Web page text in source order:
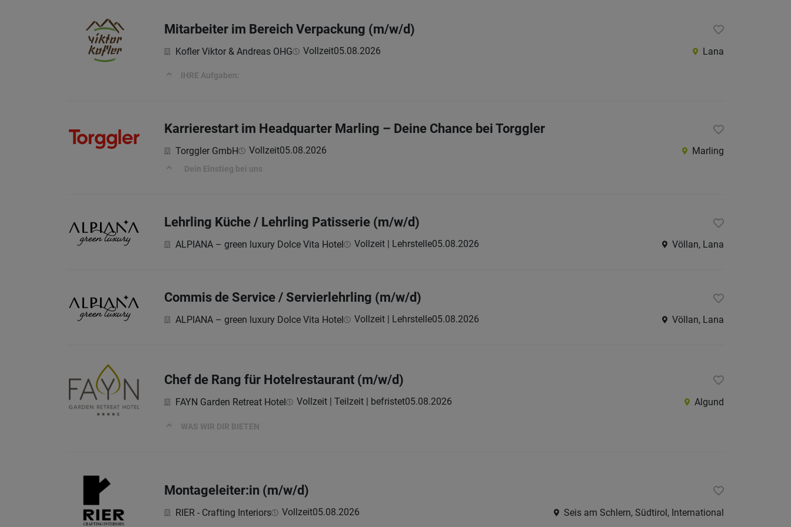
Mitarbeiter im Bereich Verpackung (m/w/d)
Kofler Viktor & Andreas OHG Vollzeit05.08.2026 Lana
IHRE Aufgaben:
Karrierestart im Headquarter Marling – Deine Chance bei Torggler
Torggler GmbH Vollzeit05.08.2026 Marling
Dein Einstieg bei uns
Lehrling Küche / Lehrling Patisserie (m/w/d)
ALPIANA – green luxury Dolce Vita Hotel Vollzeit | Lehrstelle05.08.2026 Völlan, Lana
Commis de Service / Servierlehrling (m/w/d)
ALPIANA – green luxury Dolce Vita Hotel Vollzeit | Lehrstelle05.08.2026 Völlan, Lana
Chef de Rang für Hotelrestaurant (m/w/d)
FAYN Garden Retreat Hotel Vollzeit | Teilzeit | befristet05.08.2026 Algund
WAS WIR DIR BIETEN
Montageleiter:in (m/w/d)
RIER - Crafting Interiors Vollzeit05.08.2026 Seis am Schlern, Südtirol, International